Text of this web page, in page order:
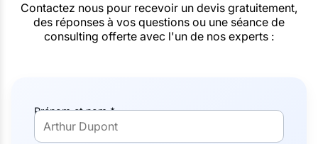
Contactez nous pour recevoir un devis gratuitement,
des réponses à vos questions ou une séance de
consulting offerte avec l'un de nos experts :
Prénom et nom *